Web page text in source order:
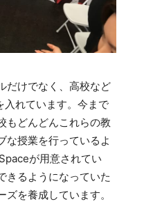
だけでなく、高校など
入れています。今まで
もどんどんこれらの教
な授業を行っているよ
が用意されてい
きるようになっていた
を養成しています。